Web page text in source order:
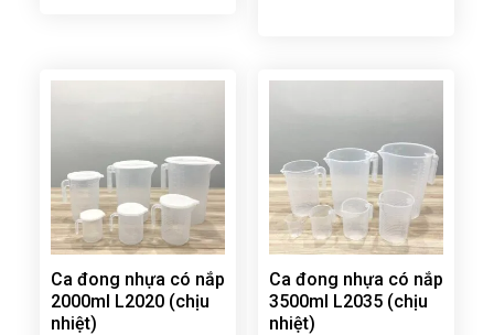
Ca đong nhựa có nắp
2000ml L2020 (chịu
nhiệt)
Ca đong nhựa có nắp
3500ml L2035 (chịu
nhiệt)